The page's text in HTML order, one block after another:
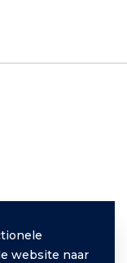
website naar